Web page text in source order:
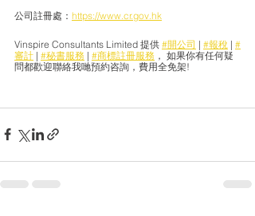
公司註冊處： https://www.cr.gov.hk
Vinspire Consultants Limited 提供 #開公司 | #報稅 | #
審計 | #秘書服務 | #商標註冊服務 ， 如果你有任何疑
問都歡迎聯絡我哋預約咨詢，費用全免架!